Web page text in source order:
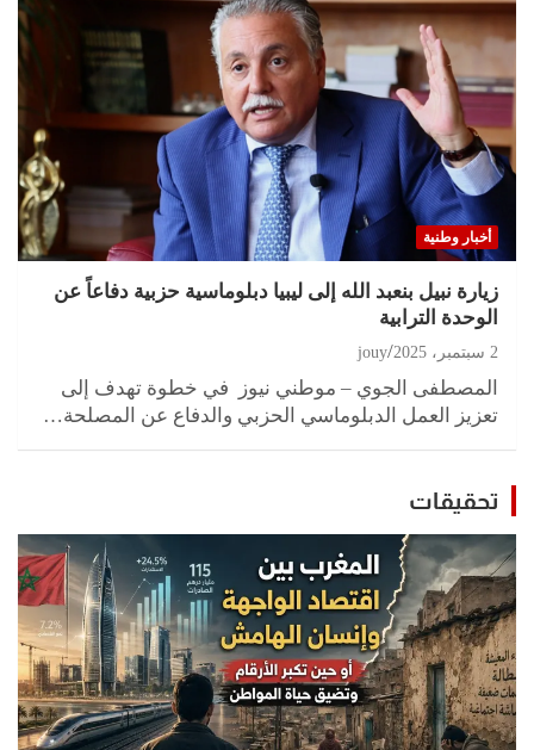
أخبار وطنية
زيارة نبيل بنعبد الله إلى ليبيا دبلوماسية حزبية دفاعاً عن
الوحدة الترابية
2 سبتمبر، 2025 jouy
المصطفى الجوي – موطني نيوز في خطوة تهدف إلى
تعزيز العمل الدبلوماسي الحزبي والدفاع عن المصلحة…
تحقيقات